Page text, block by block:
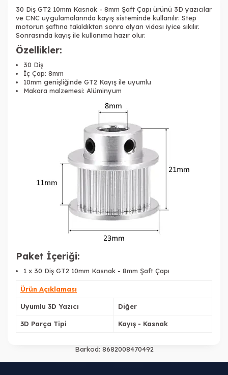
30 Diş GT2 10mm Kasnak - 8mm Şaft Çapı ürünü 3D yazıcılar
ve CNC uygulamalarında kayış sisteminde kullanılır. Step
motorun şaftına takıldıktan sonra alyan vidası iyice sıkılır.
Sonrasında kayış ile kullanıma hazır olur.
Özellikler:
30 Diş
İç Çap: 8mm
10mm genişliğinde GT2 Kayış ile uyumlu
Makara malzemesi: Alüminyum
Paket İçeriği:
1 x 30 Diş GT2 10mm Kasnak - 8mm Şaft Çapı
Ürün Açıklaması
Uyumlu 3D Yazıcı Diğer
3D Parça Tipi Kayış - Kasnak
Barkod: 8682008470492